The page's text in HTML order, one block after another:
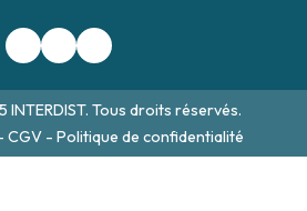
Tous droits réservés.
CGV - Politique de confidentialité